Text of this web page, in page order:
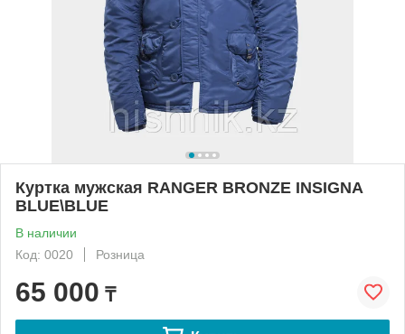
Куртка мужская RANGER BRONZE INSIGNA
BLUE\BLUE
В наличии
Код: 0020
Розница
65 000 ₸